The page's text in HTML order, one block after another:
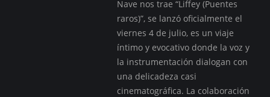
Nave nos trae “Liffey (Puentes
raros)”, se lanzó oficialmente el
viernes 4 de julio, es un viaje
íntimo y evocativo donde la voz y
la instrumentación dialogan con
una delicadeza casi
cinematográfica. La colaboración